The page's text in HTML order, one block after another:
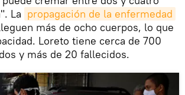
La propagación de la enfermedad
más de ocho cuerpos, lo que
Loreto tiene cerca de 700
y más de 20 fallecidos.